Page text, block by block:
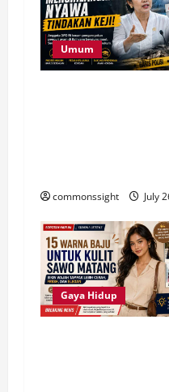
Umum
commonssight July
Gaya Hidup